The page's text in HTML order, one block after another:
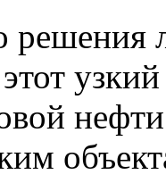
решения